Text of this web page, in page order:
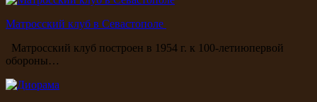
Матросский клуб в Севастополе
Матросский клуб построен в 1954 г. к 100-летиюпервой
обороны…